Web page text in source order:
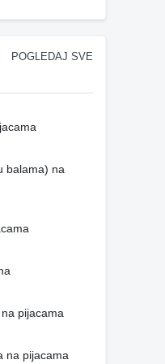
POGLEDAJ SVE
balama) na
pijacama
na pijacama